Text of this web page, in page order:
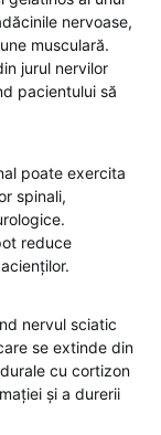
nervoase,
musculară.
jurul nervilor
pacientului să
poate exercita
spinali,
reduce
nervul sciatic
se extinde din
cu cortizon
și a durerii